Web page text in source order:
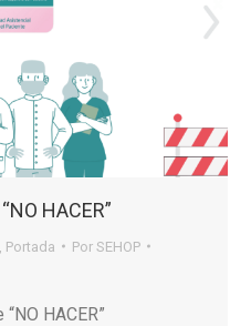
HACER”
Portada Por SEHOP
HACER”